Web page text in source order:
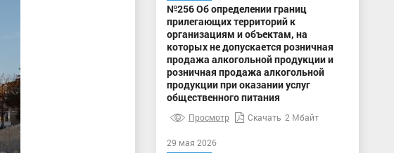
№256 Об определении границ
прилегающих территорий к
организациям и объектам, на
которых не допускается розничная
продажа алкогольной продукции и
розничная продажа алкогольной
продукции при оказании услуг
общественного питания
Просмотр Скачать 2 Мбайт
29 мая 2026